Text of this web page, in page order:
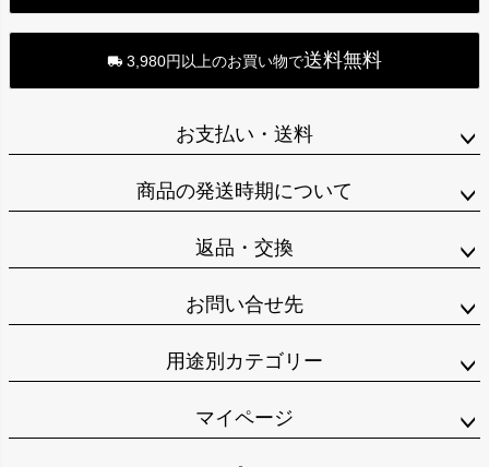
3,980円以上のお買い物で送料無料
お支払い・送料
商品の発送時期について
返品・交換
お問い合せ先
用途別カテゴリー
マイページ